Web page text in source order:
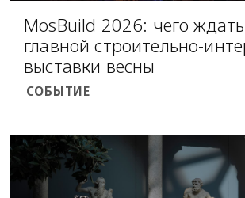
MosBuild 2026: чего
главной строительно-
выставки весны
СОБЫТИЕ